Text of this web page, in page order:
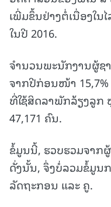
ເພີ່ມຂຶ້ນຢ່າງຕໍ່ເນື່ອງໃ
ໃນປີ 2016.
ຈຳນວນພະນັກງານຜູ້ຊ
ຈາກປີກ່ອນໜ້າ
ທີ່ໃຊ້ສິດລາພັກລ້ຽງລູກ
47,171 ຄົນ.
ຂໍ້ມູນນີ້, ຮວບຮວມຈາກ
ດັ່ງນັ້ນ, ຈຶ່ງບໍ່ລວມຂໍ້ມູນ
ລັດຖະກອນ ແລະ ຄູ.